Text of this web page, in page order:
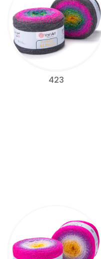
423